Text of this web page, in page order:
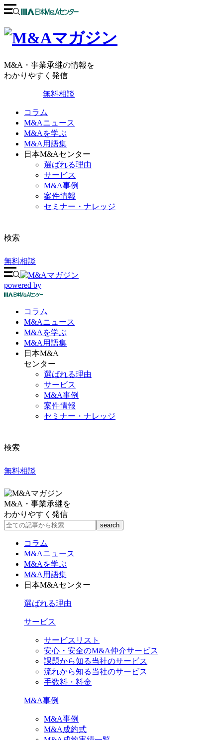
M&A・事業承継の情報を
わかりやすく発信
無料相談
コラム
M&Aニュース
M&Aを学ぶ
M&A用語集
日本M&Aセンター
選ばれる理由
サービス
M&A事例
案件情報
セミナー・ナレッジ
検索
無料相談
powered by
コラム
M&Aニュース
M&Aを学ぶ
M&A 用語集
日本M&A
センター
選ばれる理由
サービス
M&A事例
案件情報
セミナー・ナレッジ
検索
無料相談
M&A・事業承継を
わかりやすく発信
コラム
M&Aニュース
M&Aを学ぶ
M&A用語集
日本M&Aセンター
選ばれる理由
サービス
サービスリスト
安心・安全のM&A仲介サービス
課題から知る当社のサービス
流れから知る当社のサービス
手数料・料金
M&A事例
M&A事例
M&A成約式